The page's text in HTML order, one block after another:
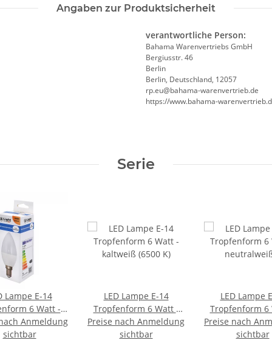
Angaben zur Produktsicherheit
verantwortliche Person:
Bahama Warenvertriebs GmbH
Bergiusstr. 46
Berlin
Berlin, Deutschland, 12057
ed.beirtrevneraw-amahab@ue.pr
https://www.bahama-
Serie
Lampe E-14
6 Watt -
(3000 K)
Anmeldung
sichtbar
LED Lampe E-14
Tropfenform 6 Watt -
kaltweiß (6500 K)
Preise nach Anmeldung
sichtbar
LED Lampe
Tropfenform 6
neutralweiß
Preise nach
sichtbar